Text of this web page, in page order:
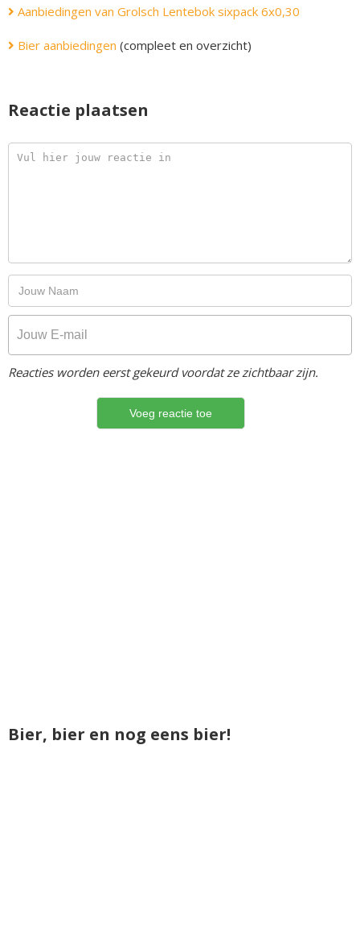
Aanbiedingen van Grolsch Lentebok sixpack 6x0,30
Bier aanbiedingen (compleet en overzicht)
Reactie plaatsen
Reacties worden eerst gekeurd voordat ze zichtbaar zijn.
Bier, bier en nog eens bier!